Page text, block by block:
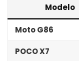
Modelo
Moto G86
POCO X7